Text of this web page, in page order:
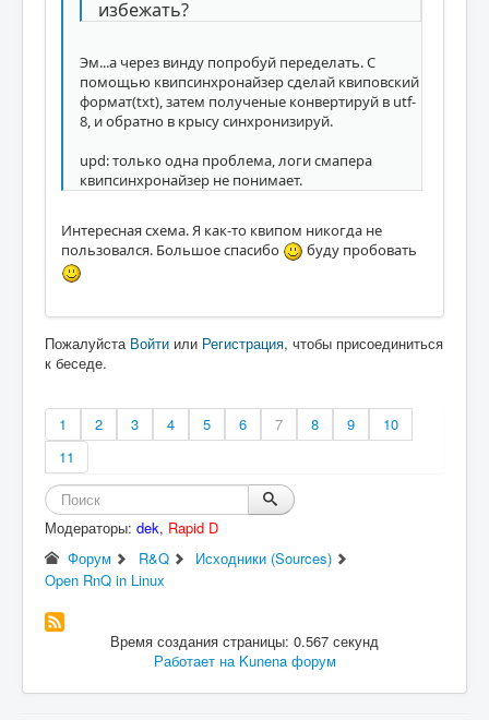
избежать?
Эм...а через винду попробуй переделать. С
помощью квипсинхронайзер сделай квиповский
формат(txt), затем полученые конвертируй в utf-
8, и обратно в крысу синхронизируй.
upd: только одна проблема, логи смапера
квипсинхронайзер не понимает.
Интересная схема. Я как-то квипом никогда не
пользовался. Большое спасибо
буду пробовать
Пожалуйста Войти или Регистрация, чтобы присоединиться
к беседе.
1 2 3 4 5 6 7 8 9
10
11
Модераторы: dek, Rapid D
Форум
R&Q
Исходники (Sources)
Open RnQ in Linux
Время создания страницы: 0.567 секунд
Работает на Kunena форум